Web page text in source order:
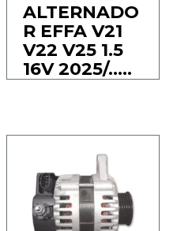
ALTERNADO
R EFFA V21
V22 V25 1.5
16V 2025/…..